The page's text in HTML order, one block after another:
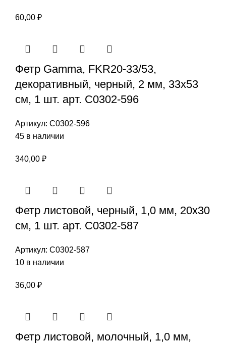
60,00 ₽
Фетр Gamma, FKR20-33/53,
декоративный, черный, 2 мм, 33х53
см, 1 шт. арт. С0302-596
Артикул: С0302-596
45 в наличии
340,00 ₽
Фетр листовой, черный, 1,0 мм, 20х30
см, 1 шт. арт. С0302-587
Артикул: С0302-587
10 в наличии
36,00 ₽
Фетр листовой, молочный, 1,0 мм,